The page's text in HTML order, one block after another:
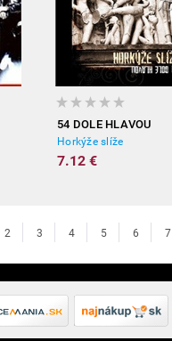
54 DOLE HLAVOU
Horkýže slíže
7.12 €
2 3 4 5 6 7